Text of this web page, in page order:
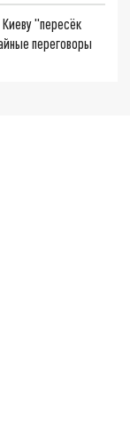
"пересёк
переговоры